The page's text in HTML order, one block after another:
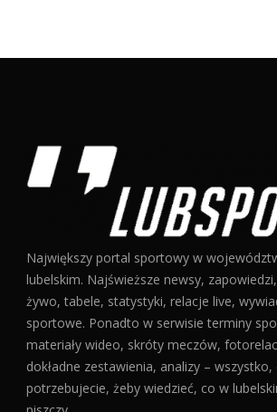
Największy portal sportowy w
lubelskim. Najświeższe newsy,
żywo, tabele, statystyki, relacje live,
sportowe. Ponadto w serwisie terminy
materiały wideo, skróty meczów,
dokładne zestawienia, analizy – wszystko,
potrzebujecie, żeby wiedzieć, co w